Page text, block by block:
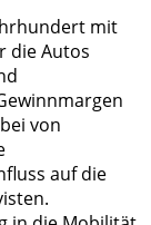
mit
die Autos
von
auf die